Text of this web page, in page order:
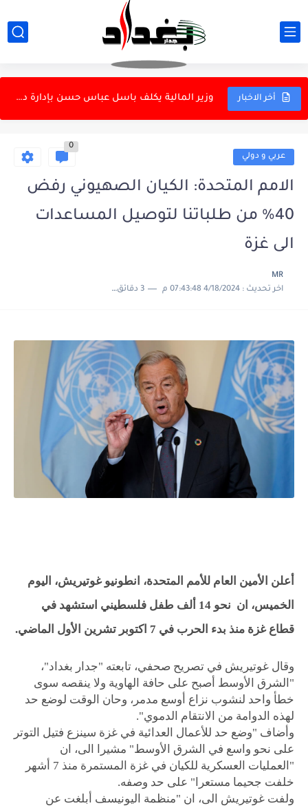
أخر الاخبار
هيأة الإعلام والاتصالات تعتمد منصة Apple الرقمية للعمل في العراق
ازمة الرواتب المفتعلة
وزير المالية يكلف باسل عباس حسن بإدارة دائرة تكنولوجيا المعلومات...
وزير العلوم الإيراني: أكثر من 50 ألف طالب عراقي يدرسون... عربي و دولي
0
الامم المتحدة: الكيان الصهيوني رفض
40% من طلباتنا لتوصيل المساعدات
الى غزة
MR
اخر تحديث :4/18/2024 07:43:48 م 3 دقائق للقراءة
أعلن الأمين العام للأمم المتحدة، انطونيو غوتيريش، اليوم
الخميس، ان
نحو 14 ألف طفل فلسطيني استشهد في
قطاع غزة منذ بدء الحرب في 7 اكتوبر تشرين الأول الماضي.
وقال غوتيريش في تصريح صحفي، تابعته "جدار بغداد"،
"الشرق الأوسط أصبح على حافة الهاوية ولا ينقصه سوى
خطأ واحد لنشوب نزاع أوسع مدمر، وحان الوقت لوضع حد
لهذه الدوامة من الانتقام الدموي".
وأضاف "وضع حد للأعمال العدائية في غزة سينزع فتيل التوتر
على نحو واسع في الشرق الأوسط" مشيرا الى، ان
"العمليات العسكرية للكيان في غزة المستمرة منذ 7 أشهر
خلفت جحيما مستعرا" على حد وصفه.
ولفت غوتيريش الى، ان "منظمة اليونيسف أبلغت عن